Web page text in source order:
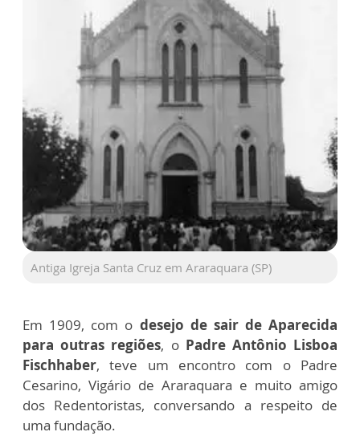
Antiga Igreja Santa Cruz em Araraquara (SP)
Em 1909, com o desejo de sair de Aparecida
para outras regiões, o Padre Antônio Lisboa
Fischhaber, teve um encontro com o Padre
Cesarino, Vigário de Araraquara e muito amigo
dos Redentoristas, conversando a respeito de
uma fundação.